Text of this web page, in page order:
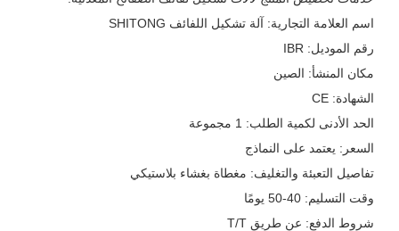
اسم العلامة التجارية: آلة تشكيل اللفائف SHITONG
رقم الموديل: IBR
مكان المنشأ: الصين
الشهادة: CE
الحد الأدنى لكمية الطلب: 1 مجموعة
السعر: يعتمد على النماذج
تفاصيل التعبئة والتغليف: مغطاة بغشاء بلاستيكي
وقت التسليم: 40-50 يومًا
شروط الدفع: عن طريق T/T